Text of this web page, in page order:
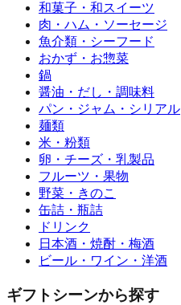
和菓子・和スイーツ
肉・ハム・ソーセージ
魚介類・シーフード
おかず・お惣菜
鍋
醤油・だし・調味料
パン・ジャム・シリアル
麺類
米・粉類
卵・チーズ・乳製品
フルーツ・果物
野菜・きのこ
缶詰・瓶詰
ドリンク
日本酒・焼酎・梅酒
ビール・ワイン・洋酒
ギフトシーンから探す